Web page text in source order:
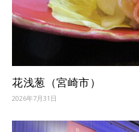
花浅葱（宮崎市）
2026年7月31日